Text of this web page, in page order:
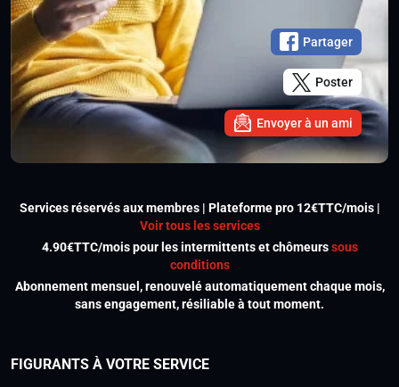
Partager
Poster
Envoyer à un ami
Services réservés aux membres | Plateforme pro 12€TTC/mois |
Voir tous les services
4.90€TTC/mois pour les intermittents et chômeurssous
conditions
Abonnement mensuel, renouvelé automatiquement chaque mois,
sans engagement, résiliable à tout moment.
FIGURANTS À VOTRE SERVICE